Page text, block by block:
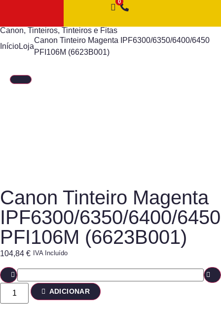
Canon, Tinteiros, Tinteiros e Fitas
InícioLoja
Canon Tinteiro Magenta IPF6300/6350/6400/6450
PFI106M (6623B001)
Canon Tinteiro Magenta
IPF6300/6350/6400/6450
PFI106M (6623B001)
104,84 € IVA Incluído
ADICIONAR